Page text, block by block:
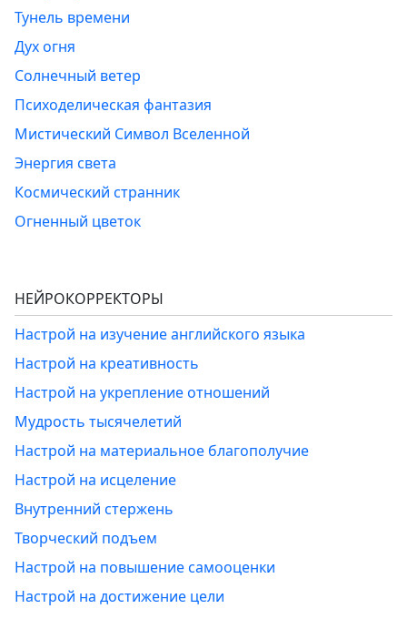
Тунель времени
Дух огня
Солнечный ветер
Психоделическая фантазия
Мистический Символ Вселенной
Энергия света
Космический странник
Огненный цветок
НЕЙРОКОРРЕКТОРЫ
Настрой на изучение английского языка
Настрой на креативность
Настрой на укрепление отношений
Мудрость тысячелетий
Настрой на материальное благополучие
Настрой на исцеление
Внутренний стержень
Творческий подъем
Настрой на повышение самооценки
Настрой на достижение цели